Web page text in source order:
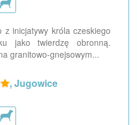
z inicjatywy króla czeskiego
jako twierdzę obronną.
granitowo-gnejsowym...
, Jugowice